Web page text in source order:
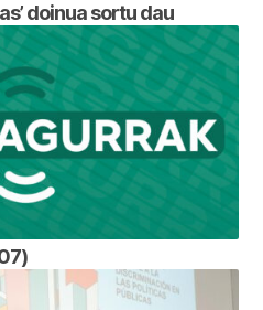
doinua sortu dau